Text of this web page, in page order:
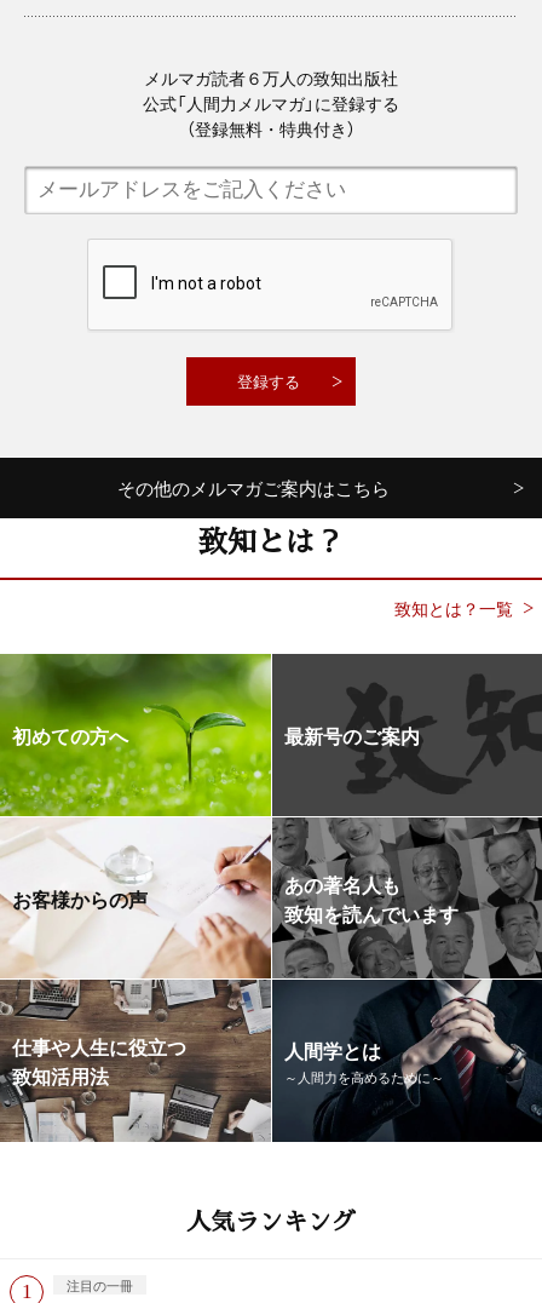
メルマガ読者６万人の致知出版社
公式「人間力メルマガ」に登録する
（登録無料・特典付き）
その他のメルマガご案内はこちら
致知とは？
致知とは？一覧
初めての方へ 最新号のご案内
お客様からの声
あの著名人も
致知を読んでいます
仕事や人生に役立つ
致知活用法
人間学とは
～人間力を高めるために～
人気ランキング
注目の一冊